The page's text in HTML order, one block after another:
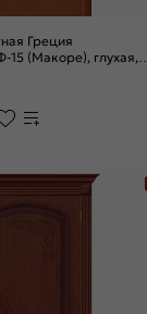
Греция
(Макоре), глухая,